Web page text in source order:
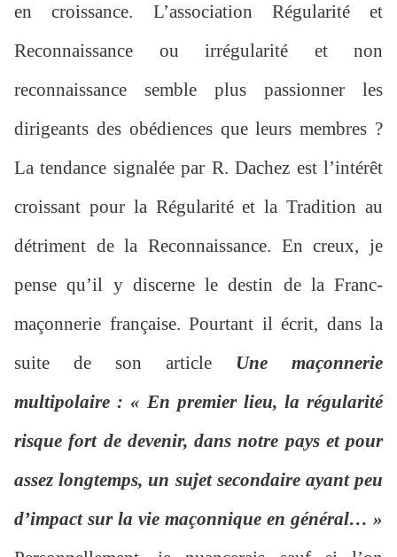
en croissance. L’association Régularité et
Reconnaissance ou irrégularité et non
reconnaissance semble plus passionner les
dirigeants des obédiences que leurs membres ?
La tendance signalée par R. Dachez est l’intérêt
croissant pour la Régularité et la Tradition au
détriment de la Reconnaissance. En creux, je
pense qu’il y discerne le destin de la Franc-
maçonnerie française. Pourtant il écrit, dans la
suite de son article Une maçonnerie
multipolaire : « En premier lieu, la régularité
risque fort de devenir, dans notre pays et pour
assez longtemps, un sujet secondaire ayant peu
d’impact sur la vie maçonnique en général… »